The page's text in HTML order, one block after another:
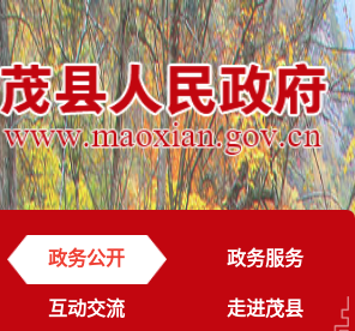
政务公开 政务服务
互动交流 走进茂县